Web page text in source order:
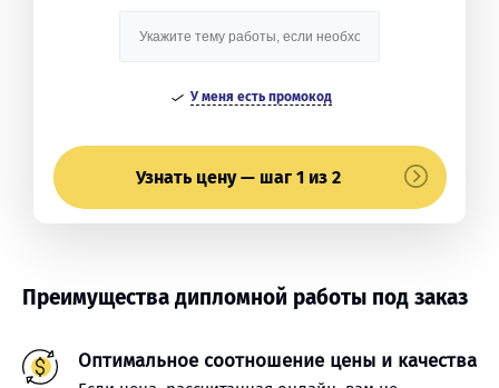
У меня есть промокод
Узнать цену — шаг 1 из 2
Преимущества дипломной работы под заказ
Оптимальное соотношение цены и качества